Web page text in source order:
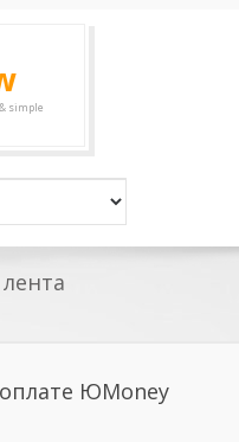
simple
ЮMoney